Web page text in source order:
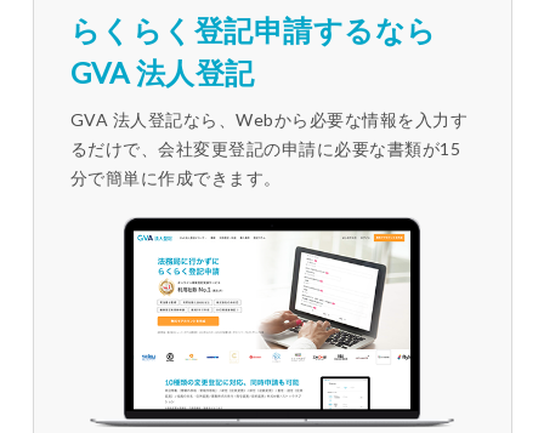
らくらく登記申請するなら
GVA 法人登記
GVA 法人登記なら、Webから必要な情報を入力す
るだけで、会社変更登記の申請に必要な書類が15
分で簡単に作成できます。